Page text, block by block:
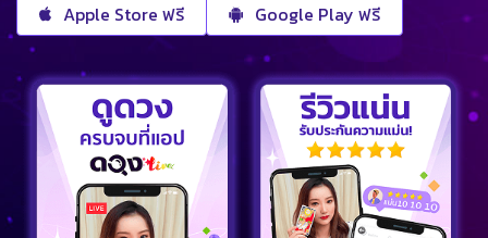
Apple Store ฟรี Google Play ฟรี